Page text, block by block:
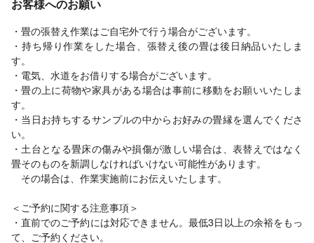
お客様へのお願い
・畳の張替え作業はご自宅外で行う場合がございます。
・持ち帰り作業をした場合、張替え後の畳は後日納品いたしま
す。
・電気、水道をお借りする場合がございます。
・畳の上に荷物や家具がある場合は事前に移動をお願いいたしま
す。
・当日お持ちするサンプルの中からお好みの畳縁を選んでくださ
い。
・土台となる畳床の傷みや損傷が激しい場合は、表替えではなく
畳そのものを新調しなければいけない可能性があります。
その場合は、作業実施前にお伝えいたします。
＜ご予約に関する注意事項＞
・直前でのご予約には対応できません。最低3日以上の余裕をもっ
て、ご予約ください。